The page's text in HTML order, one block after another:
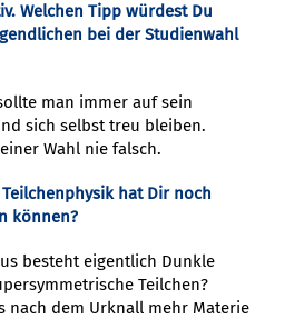
Welchen Tipp würdest Du
bei der Studienwahl
man immer auf sein
sich selbst treu bleiben.
Wahl nie falsch.
Teilchenphysik hat Dir noch
können?
besteht eigentlich Dunkle
Teilchen?
nach dem Urknall mehr Materie